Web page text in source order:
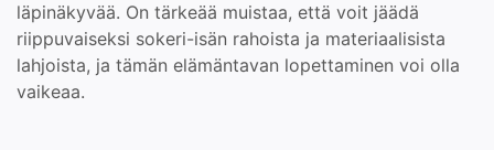
läpinäkyvää. On tärkeää muistaa, että voit jäädä
riippuvaiseksi sokeri-isän rahoista ja materiaalisista
lahjoista, ja tämän elämäntavan lopettaminen voi olla
vaikeaa.